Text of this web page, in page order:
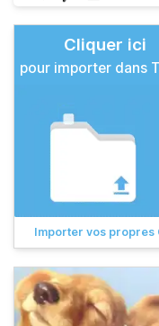
Cliquer ici
pour importer dans
Importer vos propres